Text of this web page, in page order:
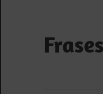
contenido